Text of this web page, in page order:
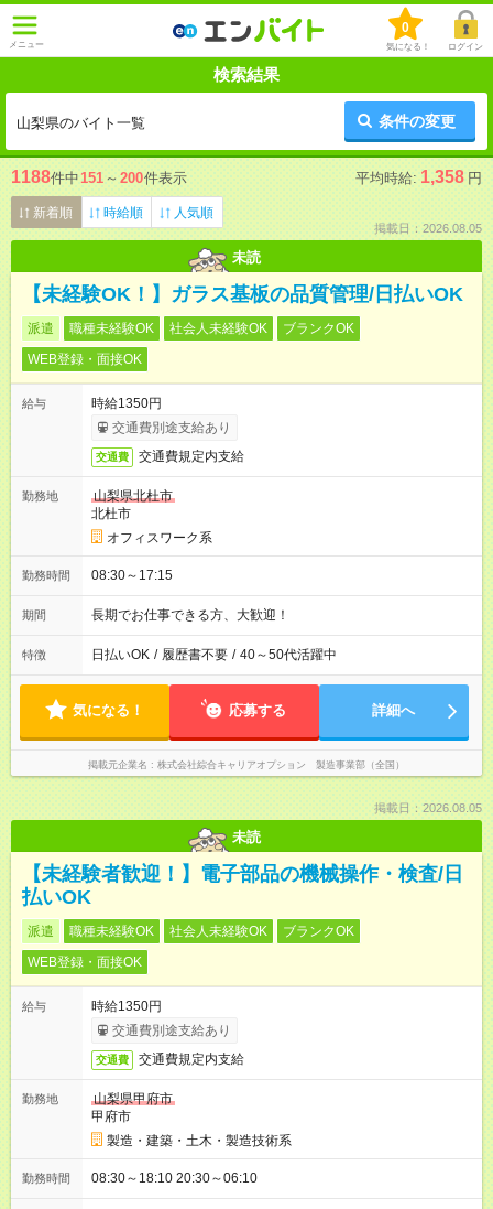
メニュー
0
気になる！ ログイン
検索結果
山梨県のバイト一覧 条件の変更
1188件中151 ～ 200件表示 平均時給: 1,358 円
新着順 時給順 人気順
掲載日：2026.08.05
未読
【未経験OK！】ガラス基板の品質管理/日払いOK
派遣 職種未経験OK 社会人未経験OK
ブランクOK
WEB登録・面接OK
給与
時給1350円
交通費別途支給あり
交通費 交通費規定内支給
勤務地
山梨県北杜市
北杜市
オフィスワーク系
勤務時間 08:30～17:15
期間 長期でお仕事できる方、大歓迎！
特徴 日払いOK / 履歴書不要 / 40～50代活躍中
気になる！ 応募する 詳細へ
掲載元企業名 株式会社綜合キャリアオプション 製造事業部（全国）
掲載日：2026.08.05
未読
【未経験者歓迎！】電子部品の機械操作・検査/日
払いOK
派遣 職種未経験OK 社会人未経験OK
ブランクOK
WEB登録・面接OK
給与
時給1350円
交通費別途支給あり
交通費 交通費規定内支給
勤務地
山梨県甲府市
甲府市
製造・建築・土木・製造技術系
勤務時間 08:30～18:10 20:30～06:10